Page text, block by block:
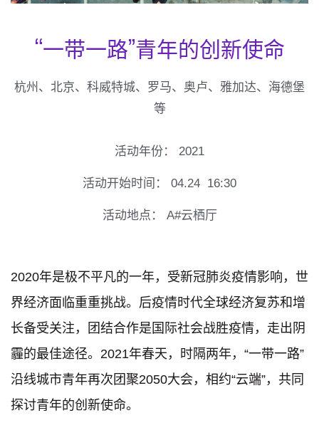
“一带一路”青年的创新使命
杭州、北京、科威特城、罗马、奥卢、雅加达、海德堡
等
活动年份： 2021
活动开始时间： 04.24 16:30
活动地点： A#云栖厅
2020年是极不平凡的一年，受新冠肺炎疫情影响，世
界经济面临重重挑战。后疫情时代全球经济复苏和增
长备受关注，团结合作是国际社会战胜疫情，走出阴
霾的最佳途径。2021年春天，时隔两年，“一带一路”
沿线城市青年再次团聚2050大会，相约“云端”，共同
探讨青年的创新使命。